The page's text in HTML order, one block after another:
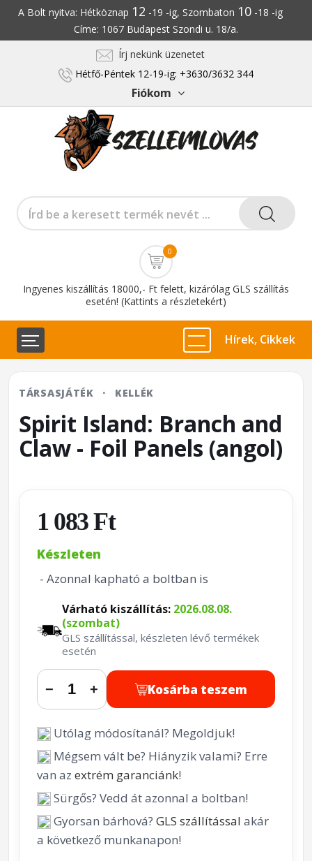
A Bolt nyitva: Hétköznap 12 -19 -ig, Szombaton 10-18 -ig
Címe: 1067 Budapest Szondi u. 18/a.
Írj nekünk üzenetet
Hétfő-Péntek 12-19-ig: +3630/3632 344
Fiókom
0
Ingyenes kiszállítás 18000,- Ft felett, kizárólag GLS szállítás
esetén! (Kattints a részletekért)
Hírek, Cikkek
TÁRSASJÁTÉK · KELLÉK
Spirit Island: Branch and
Claw - Foil Panels (angol)
1 083 Ft
Készleten
- Azonnal kapható a boltban is
Várható kiszállítás: 2026.08.08.
(szombat)
GLS szállítással, készleten lévő termékek
esetén
− + Kosárba teszem
Utólag módosítanál? Megoldjuk!
Mégsem vált be? Hiányzik valami? Erre
van az extrém garanciánk!
Sürgős? Vedd át azonnal a boltban!
Gyorsan bárhová? GLS szállítással akár
a következő munkanapon!